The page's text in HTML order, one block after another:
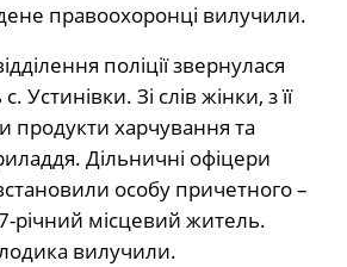
правоохоронці вилучили.
поліції звернулася
Устинівки. Зі слів жінки, з її
продукти харчування та
Дільничні офіцери
особу причетного –
річний місцевий житель.
вилучили.